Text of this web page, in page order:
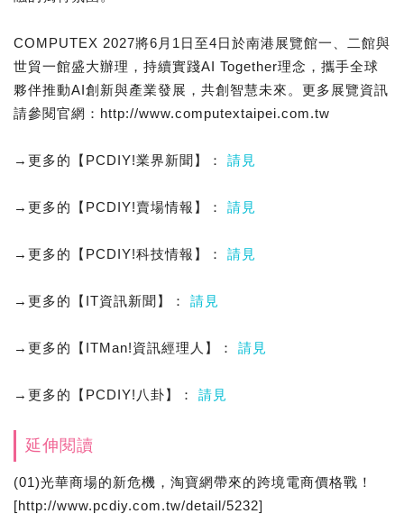
COMPUTEX 2027將6月1日至4日於南港展覽館一、二館與
世貿一館盛大辦理，持續實踐AI Together理念，攜手全球
夥伴推動AI創新與產業發展，共創智慧未來。更多展覽資訊
請參閱官網：http://www.computextaipei.com.tw
→更多的【PCDIY!業界新聞】： 請見
→更多的【PCDIY!賣場情報】： 請見
→更多的【PCDIY!科技情報】： 請見
→更多的【IT資訊新聞】： 請見
→更多的【ITMan!資訊經理人】： 請見
→更多的【PCDIY!八卦】： 請見
延伸閱讀
(01)光華商場的新危機，淘寶網帶來的跨境電商價格戰！
[http://www.pcdiy.com.tw/detail/5232]